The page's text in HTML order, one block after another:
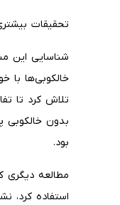
تحقیقات
شناسایی این
تلاش کرد تا
بدون خالکوبی
بود.
مطالعه دیگری
استفاده کرد،